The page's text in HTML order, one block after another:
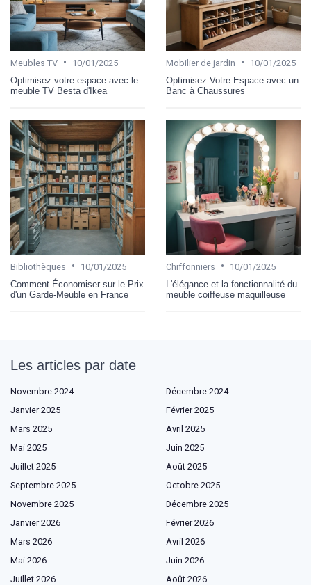
Meubles TV •
10/01/2025
Optimisez votre espace avec le
meuble TV Besta d'Ikea
Mobilier de jardin •
10/01/2025
Optimisez Votre Espace avec un
Banc à Chaussures
Bibliothèques •
10/01/2025
Comment Économiser sur le Prix
d'un Garde-Meuble en France
Chiffonniers •
10/01/2025
L'élégance et la fonctionnalité du
meuble coiffeuse maquilleuse
Les articles par date
Novembre 2024
Décembre 2024
Janvier 2025
Février 2025
Mars 2025
Avril 2025
Mai 2025
Juin 2025
Juillet 2025
Août 2025
Septembre 2025
Octobre 2025
Novembre 2025
Décembre 2025
Janvier 2026
Février 2026
Mars 2026
Avril 2026
Mai 2026
Juin 2026
Juillet 2026
Août 2026